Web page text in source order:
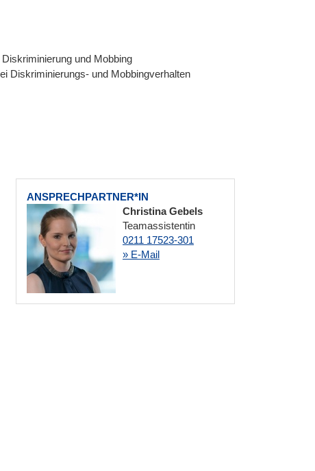
und Mobbing
Diskriminierungs- und Mobbingverhalten
ANSPRECHPARTNER*IN
Christina Gebels
Teamassistentin
0211 17523-301
» E-Mail